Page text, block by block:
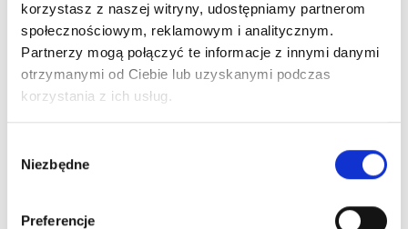
korzystasz z naszej witryny, udostępniamy partnerom
społecznościowym, reklamowym i analitycznym.
Partnerzy mogą połączyć te informacje z innymi danymi
otrzymanymi od Ciebie lub uzyskanymi podczas
korzystania z ich usług.
zgody
Niezbędne
Preferencje
Nr Art.: 235307
Płyta połączeniowa z
otworami 80x230mm
Cena detaliczna (brutto)
Nr Art.:235300
bez otworów
Cena detaliczna (brutto)
/ szt.